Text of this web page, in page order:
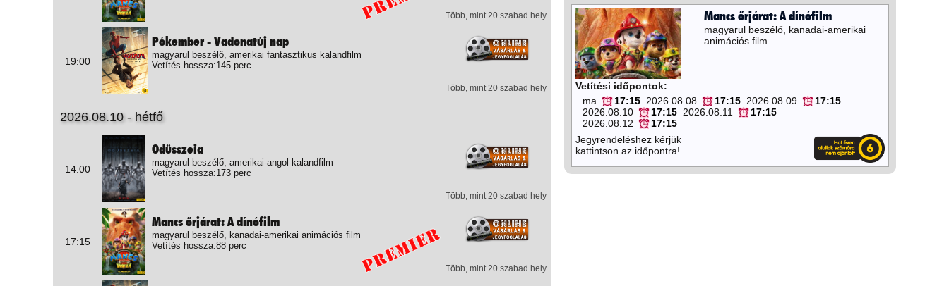
Több, mint 20 szabad hely
19:00
Pókember - Vadonatúj nap
magyarul beszélő, amerikai fantasztikus kalandfilm
Vetítés hossza:145 perc
Több, mint 20 szabad hely
2026.08.10 - hétfő
14:00
Odüsszeia
magyarul beszélő, amerikai-angol kalandfilm
Vetítés hossza:173 perc
Több, mint 20 szabad hely
17:15
Mancs őrjárat: A dínófilm
magyarul beszélő, kanadai-amerikai animációs film
Vetítés hossza:88 perc
Több, mint 20 szabad hely
Mancs őrjárat: A dínófilm
magyarul beszélő, kanadai-amerikai
animációs film
Vetítési időpontok:
ma
17:15 2026.08.08 17:15 2026.08.09
17:15
2026.08.10
17:15 2026.08.11
17:15
2026.08.12
17:15
Jegyrendeléshez kérjük
kattintson az időpontra!